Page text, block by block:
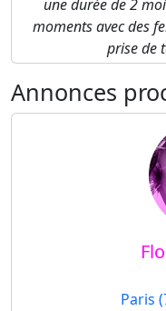
une durée de 2
moments avec des
prise de
Annonces
Paris